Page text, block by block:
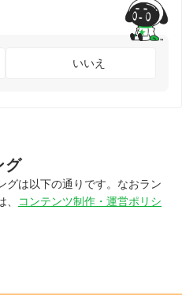
いいえ
グ
グは以下の通りです。なおラン
コンテンツ制作・運営ポリシ